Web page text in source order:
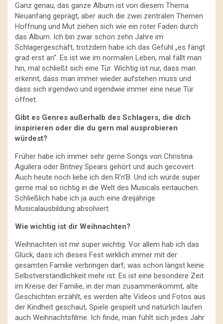
Ganz genau, das ganze Album ist von diesem Thema
Neuanfang geprägt, aber auch die zwei zentralen Themen
Hoffnung und Mut ziehen sich wie ein roter Faden durch
das Album. Ich bin zwar schon zehn Jahre im
Schlagergeschäft, trotzdem habe ich das Gefühl „es fängt
grad erst an“. Es ist wie im normalen Leben, mal fällt man
hin, mal schließt sich eine Tür. Wichtig ist nur, dass man
erkennt, dass man immer wieder aufstehen muss und
dass sich irgendwo und irgendwie immer eine neue Tür
öffnet.
Gibt es Genres außerhalb des Schlagers, die dich
inspirieren oder die du gern mal ausprobieren
würdest?
Früher habe ich immer sehr gerne Songs von Christina
Aguilera oder Britney Spears gehört und auch gecovert.
Auch heute noch liebe ich den R’n’B. Und ich würde super
gerne mal so richtig in die Welt des Musicals eintauchen.
Schließlich habe ich ja auch eine dreijährige
Musicalausbildung absolviert.
Wie wichtig ist dir Weihnachten?
Weihnachten ist mir super wichtig. Vor allem hab ich das
Glück, dass ich dieses Fest wirklich immer mit der
gesamten Familie verbringen darf, was schon längst keine
Selbstverständlichkeit mehr ist. Es ist eine besondere Zeit
im Kreise der Familie, in der man zusammenkommt, alte
Geschichten erzählt, es werden alte Videos und Fotos aus
der Kindheit geschaut, Spiele gespielt und natürlich laufen
auch Weihnachtsfilme. Ich finde, man fühlt sich jedes Jahr